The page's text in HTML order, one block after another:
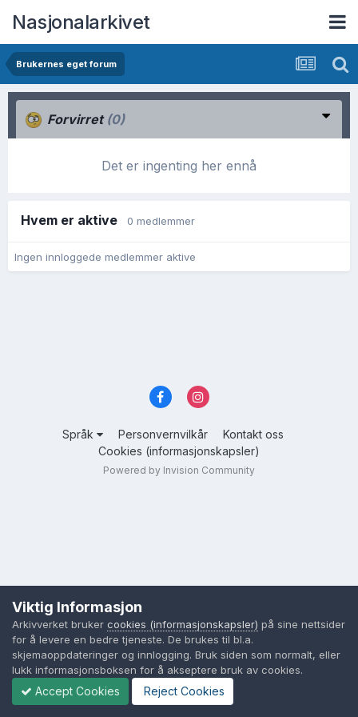
Nasjonalarkivet
Brukernes eget forum
Forvirret (0)
Det er ingenting her ennå
Hvem er aktive 0 medlemmer
Ingen innloggede medlemmer aktive
Språk Personvernvilkår
Kontakt oss
Cookies (informasjonskapsler)
Powered by Invision Community
Viktig Informasjon
Arkivverket bruker cookies (informasjonskapsler) på sine nettsider
for å levere en bedre tjeneste. De brukes til bl.a.
skjemaoppdateringer og innlogging. Bruk siden som normalt, eller
lukk informasjonsboksen for å akseptere bruk av cookies.
Accept Cookies Reject Cookies